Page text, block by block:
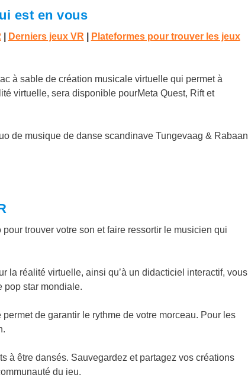
est en vous
Derniers jeux VR
Plateformes pour trouver les jeux
à sable de création musicale virtuelle qui permet à
virtuelle, sera disponible pourMeta Quest, Rift et
de musique de danse scandinave Tungevaag & Rabaan
trouver votre son et faire ressortir le musicien qui
la réalité virtuelle, ainsi qu’à un didacticiel interactif, vous
pop star mondiale.
de garantir le rythme de votre morceau. Pour les
à être dansés. Sauvegardez et partagez vos créations
du jeu.